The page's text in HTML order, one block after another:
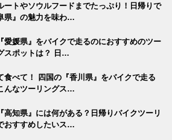
ートやソウルフードまでたっぷり！日帰りで
県』の魅力を味わ…
愛媛県』をバイクで走るのにおすすめのツー
スポットは？ 日…
食べて！ 四国の『香川県』をバイクで走る
んなツーリングス…
高知県』には何がある？日帰りバイクツーリ
おすすめしたいス…